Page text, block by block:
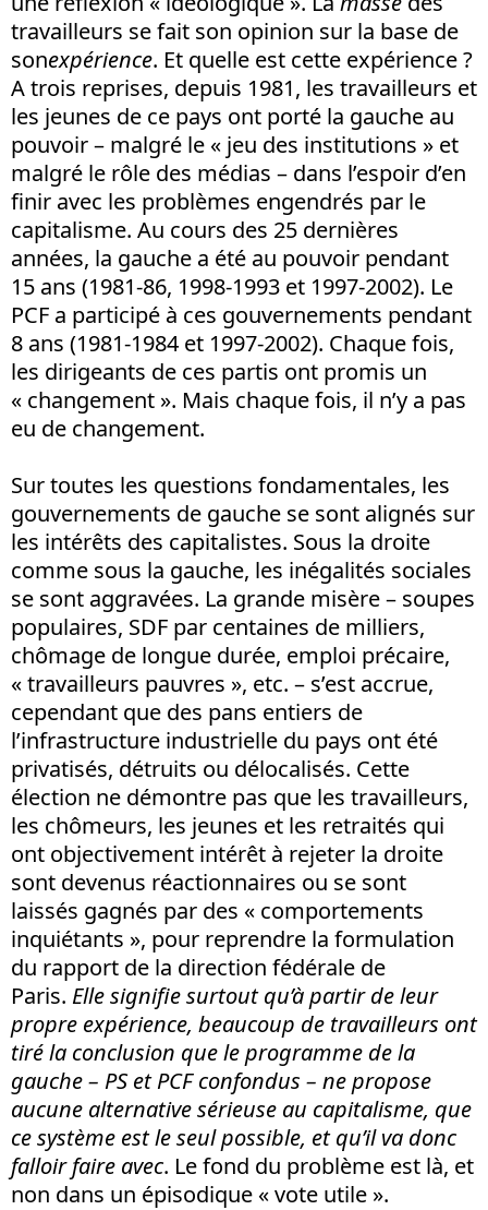
travailleurs se fait son opinion sur la base de
sonexpérience. Et quelle est cette expérience ?
A trois reprises, depuis 1981, les travailleurs et
les jeunes de ce pays ont porté la gauche au
pouvoir – malgré le « jeu des institutions » et
malgré le rôle des médias – dans l’espoir d’en
finir avec les problèmes engendrés par le
capitalisme. Au cours des 25 dernières
années, la gauche a été au pouvoir pendant
15 ans (1981-86, 1998-1993 et 1997-2002). Le
PCF a participé à ces gouvernements pendant
8 ans (1981-1984 et 1997-2002). Chaque fois,
les dirigeants de ces partis ont promis un
« changement ». Mais chaque fois, il n’y a pas
eu de changement.
Sur toutes les questions fondamentales, les
gouvernements de gauche se sont alignés sur
les intérêts des capitalistes. Sous la droite
comme sous la gauche, les inégalités sociales
se sont aggravées. La grande misère – soupes
populaires, SDF par centaines de milliers,
chômage de longue durée, emploi précaire,
« travailleurs pauvres », etc. – s’est accrue,
cependant que des pans entiers de
l’infrastructure industrielle du pays ont été
privatisés, détruits ou délocalisés. Cette
élection ne démontre pas que les travailleurs,
les chômeurs, les jeunes et les retraités qui
ont objectivement intérêt à rejeter la droite
sont devenus réactionnaires ou se sont
laissés gagnés par des « comportements
inquiétants », pour reprendre la formulation
du rapport de la direction fédérale de
Paris. Elle signifie surtout qu’à partir de leur
propre expérience, beaucoup de travailleurs ont
tiré la conclusion que le programme de la
gauche – PS et PCF confondus – ne propose
aucune alternative sérieuse au capitalisme, que
ce système est le seul possible, et qu’il va donc
falloir faire avec. Le fond du problème est là, et
non dans un épisodique « vote utile ».